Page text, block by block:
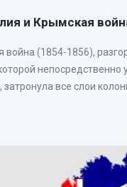
и Крымская
война (1854-1856),
непосредственно
все слои